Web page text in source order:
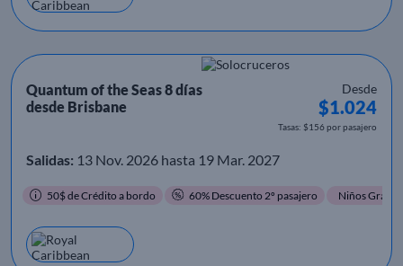
Quantum of the Seas 8 días
desde Brisbane
Desde
$1.024
Tasas: $156 por pasajero
Salidas: 13 Nov. 2026 hasta 19 Mar. 2027
50$ de Crédito a bordo 60% Descuento 2º pasajero Niños Gratis